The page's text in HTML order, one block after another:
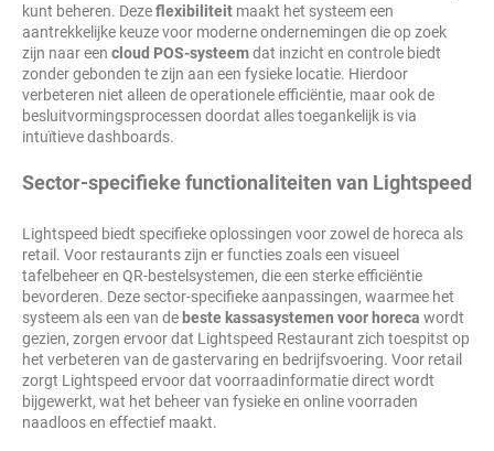
kunt beheren. Dezeflexibiliteit maakt het systeem een
aantrekkelijke keuze voor moderne ondernemingen die op zoek
zijn naar een cloud POS-systeemdat inzicht en controle biedt
zonder gebonden te zijn aan een fysieke locatie. Hierdoor
verbeteren niet alleen de operationele efficiëntie, maar ook de
besluitvormingsprocessen doordat alles toegankelijk is via
intuïtieve dashboards.
Sector-specifieke functionaliteiten van Lightspeed
Lightspeed biedt specifieke oplossingen voor zowel de horeca als
retail. Voor restaurants zijn er functies zoals een visueel
tafelbeheer en QR-bestelsystemen, die een sterke efficiëntie
bevorderen. Deze sector-specifieke aanpassingen, waarmee het
systeem als een van de beste kassasystemen voor horeca wordt
gezien, zorgen ervoor dat Lightspeed Restaurant zich toespitst op
het verbeteren van de gastervaring en bedrijfsvoering. Voor retail
zorgt Lightspeed ervoor dat voorraadinformatie direct wordt
bijgewerkt, wat het beheer van fysieke en online voorraden
naadloos en effectief maakt.